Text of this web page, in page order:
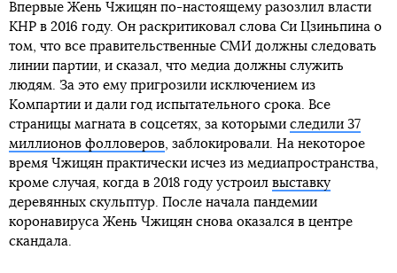
Впервые Жень Чжицян по-настоящему разозлил власти
КНР в 2016 году. Он раскритиковал слова Си Цзиньпина о
том, что все правительственные СМИ должны следовать
линии партии, и сказал, что медиа должны служить
людям. За это ему пригрозили исключением из
Компартии и дали год испытательного срока. Все
страницы магната в соцсетях, за которыми следили 37
миллионов фолловеров, заблокировали. На некоторое
время Чжицян практически исчез из медиапространства,
кроме случая, когда в 2018 году устроил выставку
деревянных скульптур. После начала пандемии
коронавируса Жень Чжицян снова оказался в центре
скандала.